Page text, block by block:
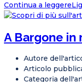
Continua a leggere
A Bargone in
Autore
Articolo
Categoria